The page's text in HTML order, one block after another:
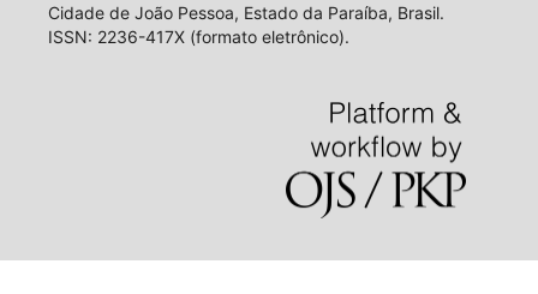
Cidade de João Pessoa, Estado da Paraíba, Brasil.
ISSN: 2236-417X (formato eletrônico).